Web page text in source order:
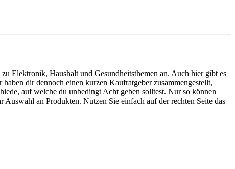
Elektronik, Haushalt und Gesundheitsthemen an. Auch hier gibt es
dir dennoch einen kurzen Kaufratgeber zusammengestellt,
auf welche du unbedingt Acht geben solltest. Nur so können
Auswahl an Produkten. Nutzen Sie einfach auf der rechten Seite das